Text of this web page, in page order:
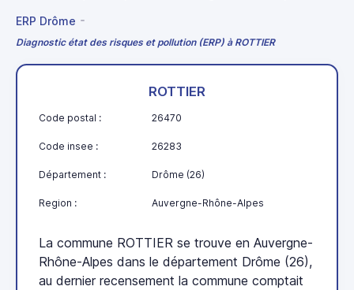
ERP Drôme
Diagnostic état des risques et pollution (ERP) à ROTTIER
ROTTIER
Code postal : 26470
Code insee : 26283
Département : Drôme (26)
Region : Auvergne-Rhône-Alpes
La commune ROTTIER se trouve en Auvergne-
Rhône-Alpes dans le département Drôme (26),
au dernier recensement la commune comptait